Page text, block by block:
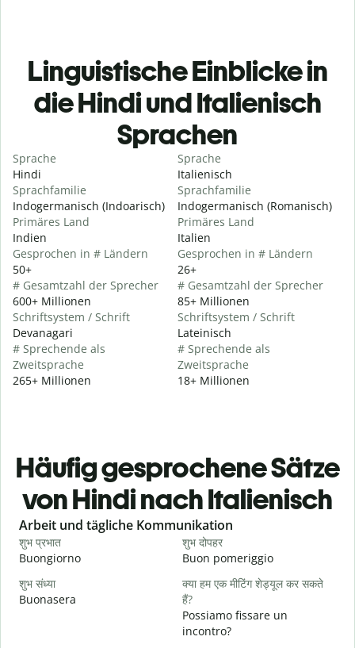
Linguistische Einblicke in
die Hindi und Italienisch
Sprachen
Sprache
Hindi
Sprachfamilie
Indogermanisch (Indoarisch)
Primäres Land
Indien
Gesprochen in # Ländern
50+
# Gesamtzahl der Sprecher
600+ Millionen
Schriftsystem / Schrift
Devanagari
# Sprechende als
Zweitsprache
265+ Millionen
Sprache
Italienisch
Sprachfamilie
Indogermanisch (Romanisch)
Primäres Land
Italien
Gesprochen in # Ländern
26+
# Gesamtzahl der Sprecher
85+ Millionen
Schriftsystem / Schrift
Lateinisch
# Sprechende als
Zweitsprache
18+ Millionen
Häufig gesprochene Sätze
von Hindi nach Italienisch
Slide 1 of 6
Arbeit und tägliche Kommunikation
शुभ प्रभात
Buongiorno
शुभ दोपहर
Buon pomeriggio
शुभ संध्या
Buonasera
क्या हम एक मीटिंग शेड्यूल कर सकते
हैं?
Possiamo fissare un
incontro?